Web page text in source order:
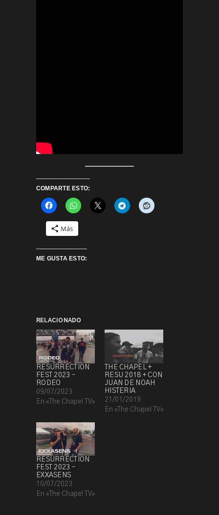
COMPARTE ESTO:
Más
ME GUSTA ESTO:
RELACIONADO
RESURRECTION
FEST 2023 –
RODEO
09/07/2023
En «The Chapel TV»
THE CHAPEL +
RESU 2018 + CON
JUAN DE NOAH
HISTERIA
21/01/2019
En «The Chapel TV»
RESURRECTION
FEST 2023 –
EXXASENS
10/07/2023
En «The Chapel TV»